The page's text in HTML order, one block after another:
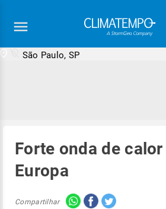
São Paulo, SP
Forte onda de
Europa
Compartilhar